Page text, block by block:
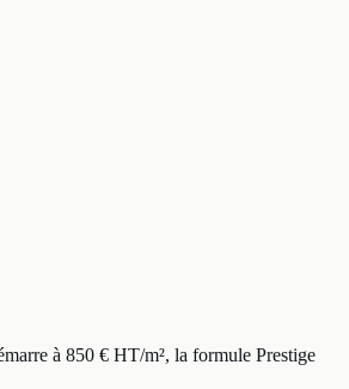
à 850 € HT/m², la formule Prestige